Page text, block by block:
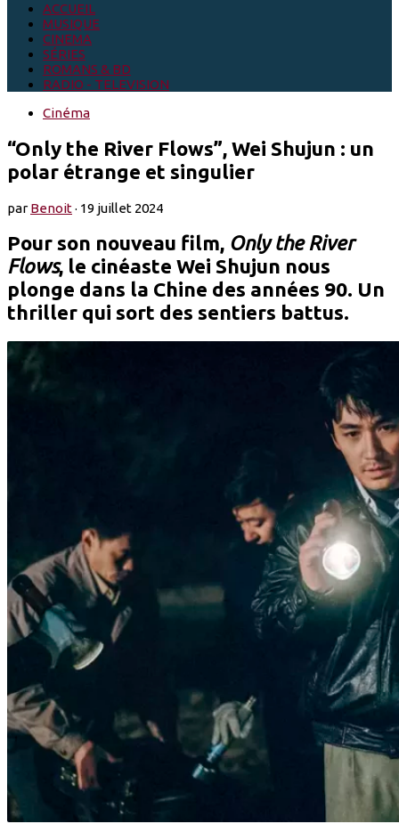
ACCUEIL
MUSIQUE
CINEMA
SÉRIES
ROMANS & BD
RADIO - TELEVISION
Cinéma
“Only the River Flows”, Wei Shujun : un
polar étrange et singulier
parBenoit· 19 juillet 2024
Pour son nouveau film, Only the River
Flows, le cinéaste Wei Shujun nous
plonge dans la Chine des années 90. Un
thriller qui sort des sentiers battus.